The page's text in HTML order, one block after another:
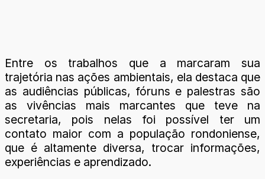
Entre os trabalhos que a marcaram sua
trajetória nas ações ambientais, ela destaca que
as audiências públicas, fóruns e palestras são
as vivências mais marcantes que teve na
secretaria, pois nelas foi possível ter um
contato maior com a população rondoniense,
que é altamente diversa, trocar informações,
experiências e aprendizado.